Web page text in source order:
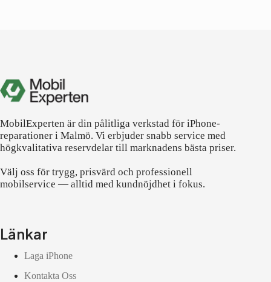
MobilExperten är din pålitliga verkstad för iPhone-
reparationer i Malmö. Vi erbjuder snabb service med
högkvalitativa reservdelar till marknadens bästa priser.
Välj oss för trygg, prisvärd och professionell
mobilservice — alltid med kundnöjdhet i fokus.
Länkar
Laga iPhone
Kontakta Oss